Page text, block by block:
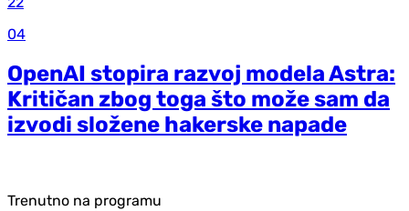
04
OpenAI stopira razvoj modela Astra:
Kritičan zbog toga što može sam da
izvodi složene hakerske napade
Trenutno na programu